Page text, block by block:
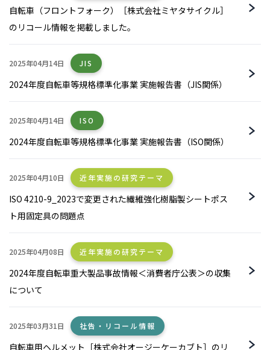
自転車（フロントフォーク）［株式会社ミヤタサイクル］
のリコール情報を掲載しました。
2025年04月14日 JIS
2024年度自転車等規格標準化事業 実施報告書（JIS関係）
2025年04月14日 ISO
2024年度自転車等規格標準化事業 実施報告書（ISO関係）
2025年04月10日 近年実施の研究テーマ
ISO 4210-9_2023で変更された繊維強化樹脂製シートポス
ト用固定具の問題点
2025年04月08日 近年実施の研究テーマ
2024年度自転車重大製品事故情報＜消費者庁公表＞の収集
について
2025年03月31日 社告・リコール情報
自転車用ヘルメット［株式会社オージーケーカブト］のリ